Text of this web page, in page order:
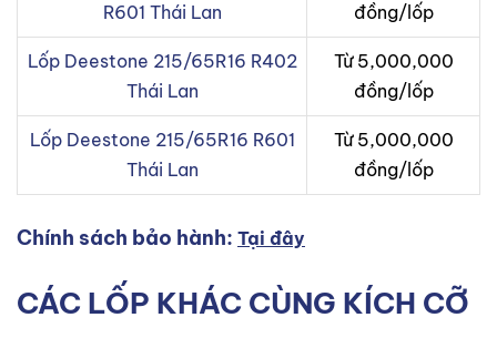
R601 Thái Lan
đồng/lốp
Lốp Deestone 215/65R16 R402
Thái Lan
Từ 5,000,000
đồng/lốp
Lốp Deestone 215/65R16 R601
Thái Lan
Từ 5,000,000
đồng/lốp
Chính sách bảo hành: Tại đây
CÁC LỐP KHÁC CÙNG KÍCH CỠ